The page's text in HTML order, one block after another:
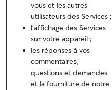
vous et les autres
utilisateurs des Services ;
l’affichage des Services
sur votre appareil ;
les réponses à vos
commentaires,
questions et demandes
et la fourniture de notre